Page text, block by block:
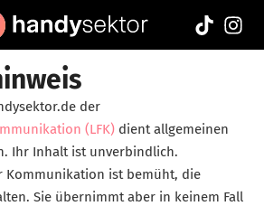
der
(LFK) dient allgemeinen
Ihr Inhalt ist unverbindlich.
Kommunikation ist bemüht, die
Sie übernimmt aber in keinem Fall